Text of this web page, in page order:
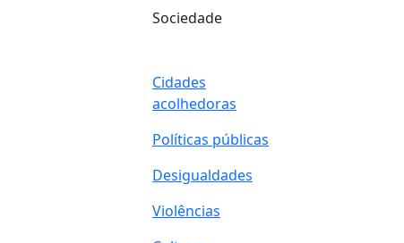
Sociedade
Cidades
acolhedoras
Políticas públicas
Desigualdades
Violências